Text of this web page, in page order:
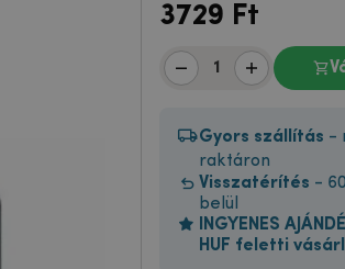
3729 Ft
Gyors szállítás -
raktáron
Visszatérítés -
belül
INGYENES
HUF feletti